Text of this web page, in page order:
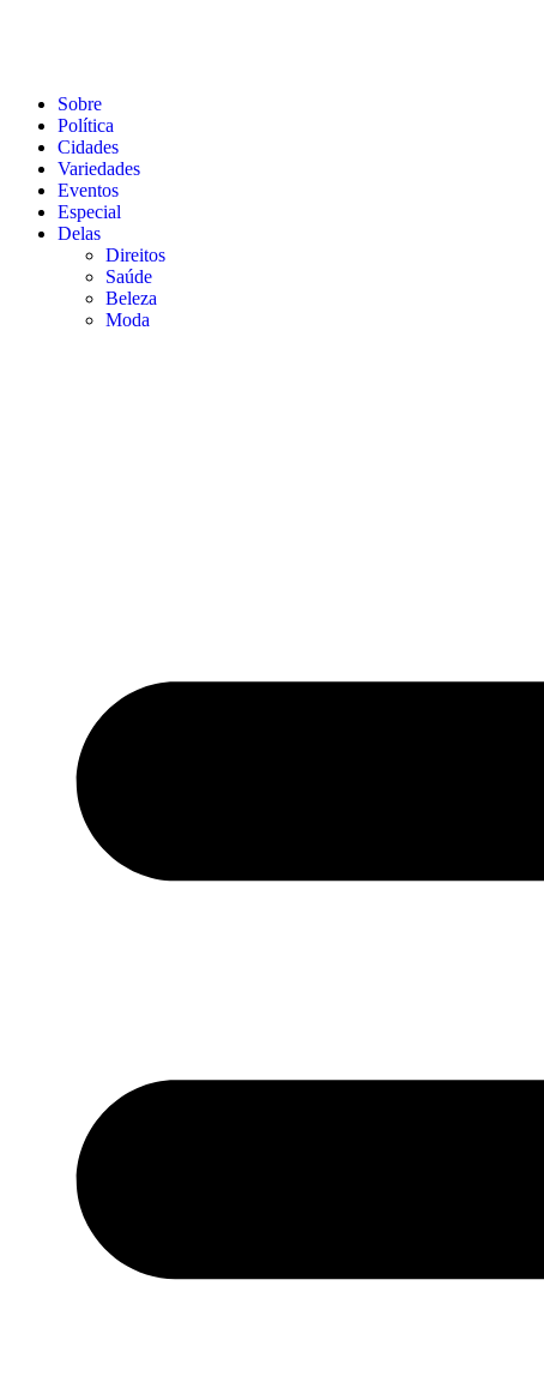
Sobre
Política
Cidades
Variedades
Eventos
Especial
Delas
Direitos
Saúde
Beleza
Moda